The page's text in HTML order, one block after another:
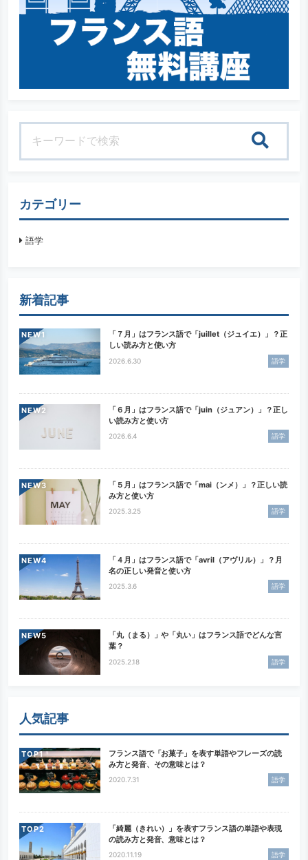
カテゴリー
語学
新着記事
NEW
「７月」はフランス語で「juillet（ジュイエ）」？正
しい読み方と使い方
2026.6.30 語学
NEW
「６月」はフランス語で「juin（ジュアン）」？正し
い読み方と使い方
2026.6.4 語学
NEW
「５月」はフランス語で「mai（ンメ）」？正しい読
み方と使い方
2025.3.25 語学
NEW
「４月」はフランス語で「avril（アヴリル）」？月
名の正しい発音と使い方
2025.3.6 語学
NEW
「丸（まる）」や「丸い」はフランス語でどんな言
葉？
2025.2.18 語学
人気記事
TOP
フランス語で「お菓子」を表す単語やフレーズの読
み方と発音、その意味とは？
2020.7.31 語学
TOP
「綺麗（きれい）」を表すフランス語の単語や表現
の読み方と発音、意味とは？
2020.11.19 語学